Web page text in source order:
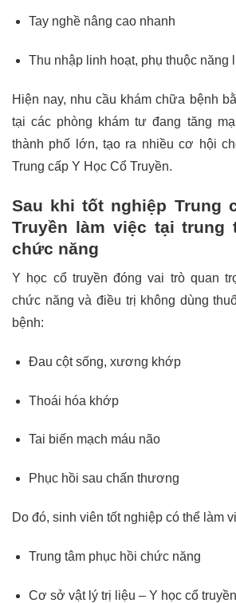
Tay nghề nâng cao nhanh
Thu nhập linh hoạt, phụ thuộc năng
Hiện nay, nhu cầu khám chữa bệnh
tại các phòng khám tư đang tăng
thành phố lớn, tạo ra nhiều cơ hội
Trung cấp Y Học Cổ Truyền.
Sau khi tốt nghiệp Trung
Truyền làm việc tại trung
chức năng
Y học cổ truyền đóng vai trò quan
chức năng và điều trị không dùng
bệnh:
Đau cột sống, xương khớp
Thoái hóa khớp
Tai biến mạch máu não
Phục hồi sau chấn thương
Do đó, sinh viên tốt nghiệp có thể làm
Trung tâm phục hồi chức năng
Cơ sở vật lý trị liệu – Y học cổ truyền